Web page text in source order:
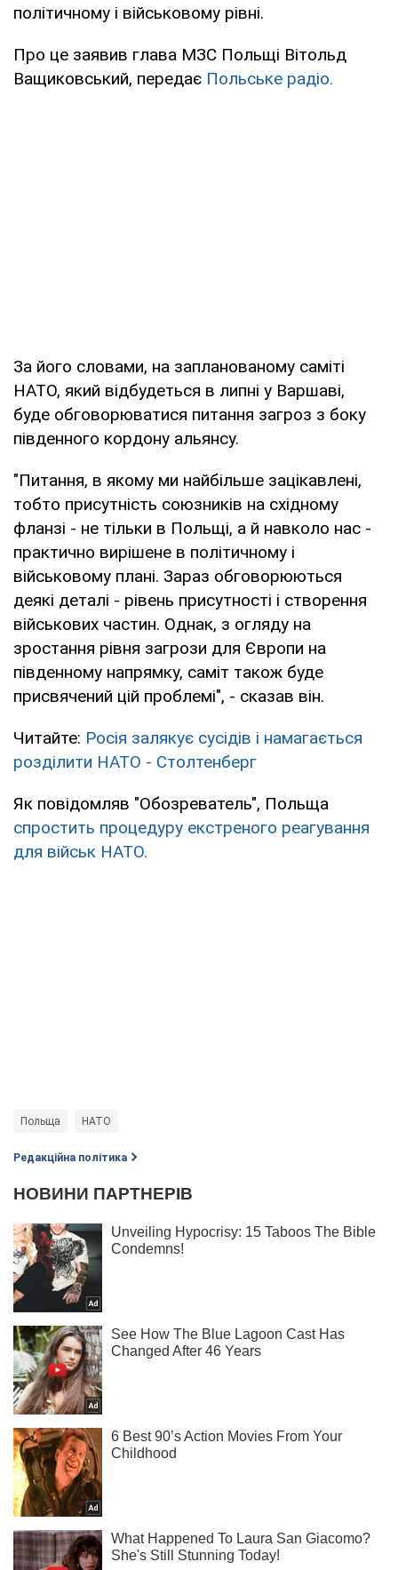
політичному і військовому рівні.
Про це заявив глава МЗС Польщі Вітольд
Ващиковський, передає Польське радіо.
За його словами, на запланованому саміті
НАТО, який відбудеться в липні у Варшаві,
буде обговорюватися питання загроз з боку
південного кордону альянсу.
"Питання, в якому ми найбільше зацікавлені,
тобто присутність союзників на східному
фланзі - не тільки в Польщі, а й навколо нас -
практично вирішене в політичному і
військовому плані. Зараз обговорюються
деякі деталі - рівень присутності і створення
військових частин. Однак, з огляду на
зростання рівня загрози для Європи на
південному напрямку, саміт також буде
присвячений цій проблемі", - сказав він.
Читайте: Росія залякує сусідів і намагається
розділити НАТО - Столтенберг
Як повідомляв "Обозреватель", Польща
спростить процедуру екстреного реагування
для військ НАТО.
Польща НАТО
Редакційна політика